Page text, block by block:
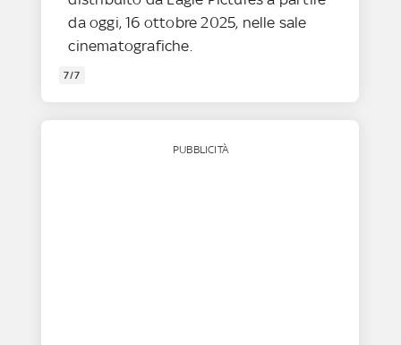
da oggi, 16 ottobre 2025, nelle sale
cinematografiche.
7/7
PUBBLICITÀ